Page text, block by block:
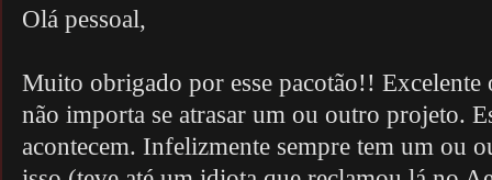
Olá pessoal,
Muito obrigado por esse pacotão!! Excelente
não importa se atrasar um ou outro projeto.
acontecem. Infelizmente sempre tem um ou